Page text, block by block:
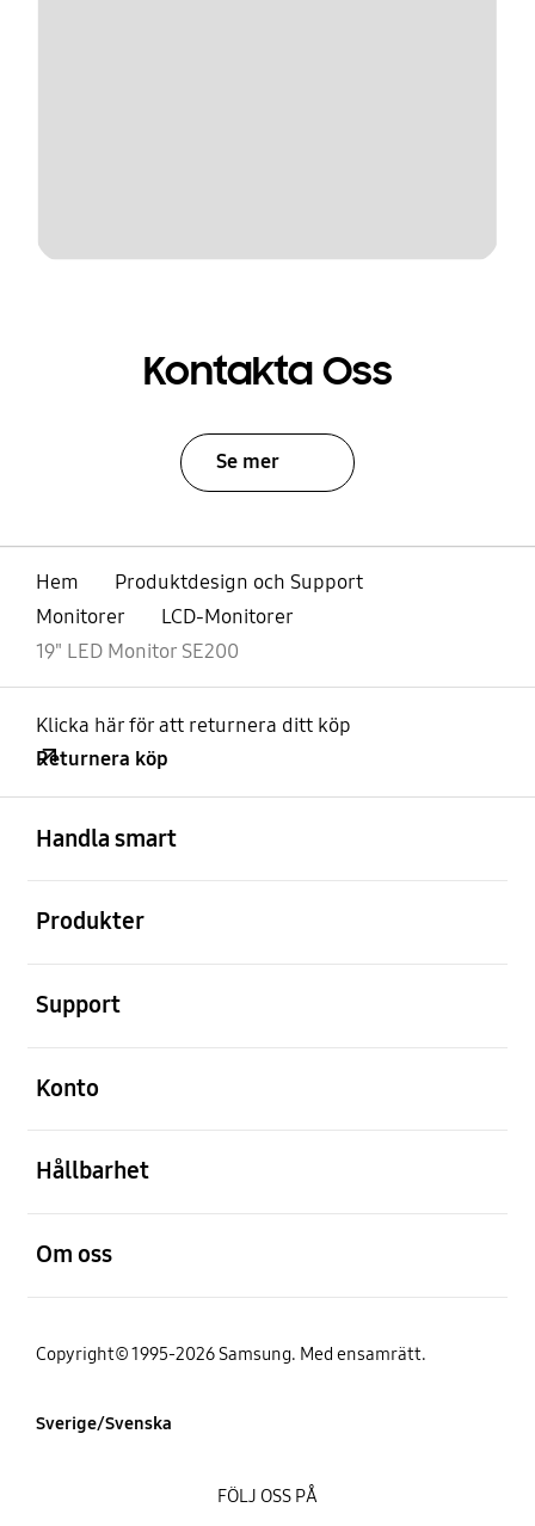
Kontakta Oss
Se mer
Hem
Produktdesign och Support
Monitorer
LCD-Monitorer
19" LED Monitor SE200
Klicka här för att returnera ditt köp
Returnera köp
Handla smart
Produkter
Support
Konto
Hållbarhet
Om oss
Copyright© 1995-2026 Samsung. Med ensamrätt.
Sverige/Svenska
FÖLJ OSS PÅ